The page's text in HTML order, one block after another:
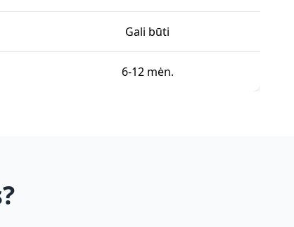
Gali būti
6-12 mėn.